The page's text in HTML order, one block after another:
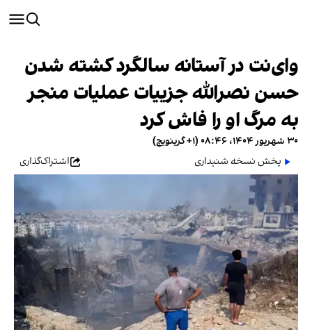
وای‌نت در آستانه سالگرد کشته شدن
حسن نصرالله جزییات عملیات منجر
به مرگ او را فاش کرد
۳۰ شهریور ۱۴۰۴، ۰۸:۴۶ (‎+۱ گرینویچ)
پخش نسخه شنیداری
اشتراک‌گذاری